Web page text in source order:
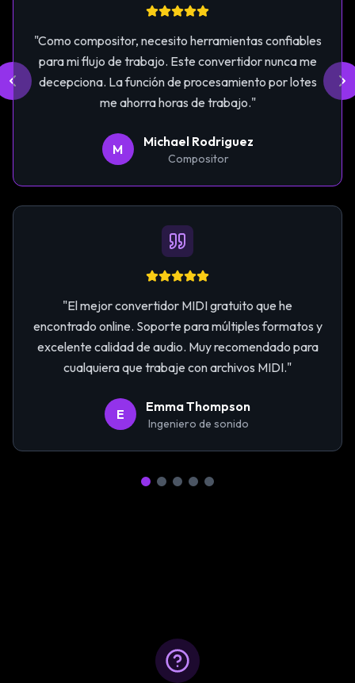
"Como compositor, necesito herramientas confiables
para mi flujo de trabajo. Este convertidor nunca me
decepciona. La función de procesamiento por lotes
me ahorra horas de trabajo."
M Michael Rodriguez
Compositor
"El mejor convertidor MIDI gratuito que he
encontrado online. Soporte para múltiples formatos y
excelente calidad de audio. Muy recomendado para
cualquiera que trabaje con archivos MIDI."
E Emma Thompson
Ingeniero de sonido